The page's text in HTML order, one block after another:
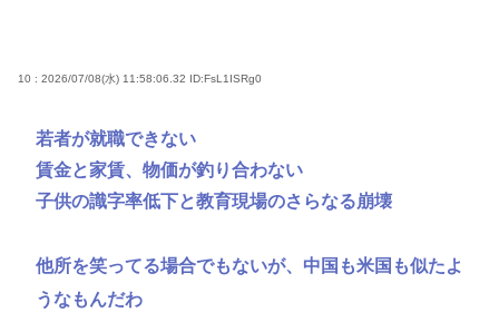
10 : 2026/07/08(水) 11:58:06.32 ID:FsL1ISRg0
若者が就職できない
賃金と家賃、物価が釣り合わない
子供の識字率低下と教育現場のさらなる崩壊
他所を笑ってる場合でもないが、中国も米国も似たよ
うなもんだわ